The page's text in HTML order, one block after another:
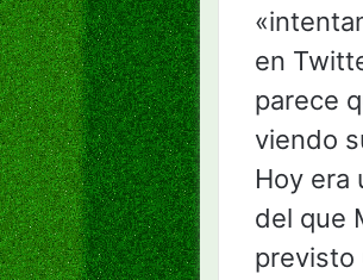
en
parece
viendo
Hoy era
del que
previsto